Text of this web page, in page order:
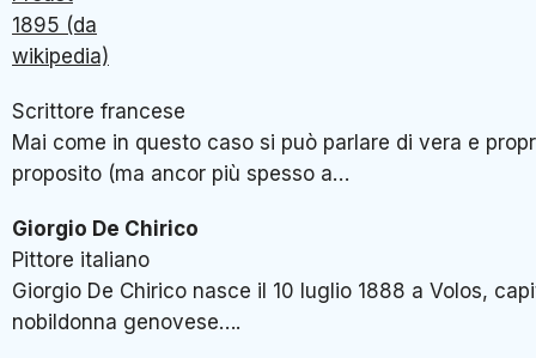
Scrittore francese
Mai come in questo caso si può parlare di vera e
proposito (ma ancor più spesso a…
Giorgio De Chirico
Pittore italiano
Giorgio De Chirico nasce il 10 luglio 1888 a Volos,
nobildonna genovese….